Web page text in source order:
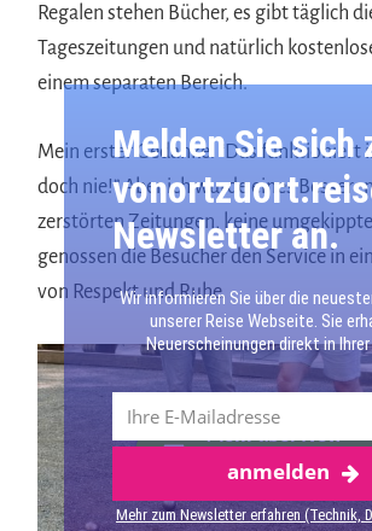
Regalen stehen Bücher, es gibt täglich
Tageszeitungen und natürlich
einem separaten Bereich.
Mein erster Gedanke: “Das funktioniert
doch nie!” Aber ich wurde eines
zerstörten Zeitungen, keine
genossen die Besucher den Service in
von Respekt und Ruhe.
Mehr über New
York
Melden Sie sich
Newsletter an.
Wir informieren Sie über die
unserer Reise Webseite. Sie
Neuerscheinungen direkt in
anmelden
Mehr zum Newsletter erfahren (Technik,